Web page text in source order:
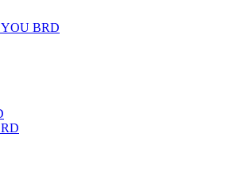
YOU BRD